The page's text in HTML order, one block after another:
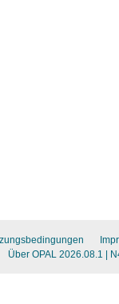
Über OPAL 2026.08.1 |